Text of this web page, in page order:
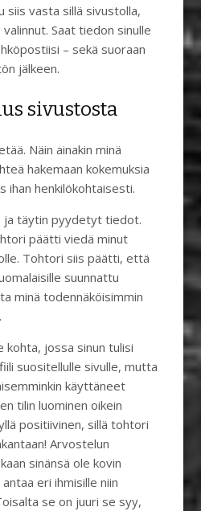
siis vasta sillä sivustolla,
Saat tiedon sinulle
– sekä suoraan
jälkeen.
sivustosta
Näin ainakin minä
hakemaan kokemuksia
ihan henkilökohtaisesti.
ja täytin pyydetyt tiedot.
päätti viedä minut
Tohtori siis päätti, että
suunnattu
minä todennäköisimmin
kohta, jossa sinun tulisi
suositellulle sivulle, mutta
käyttäneet
tilin luominen oikein
positiivinen, sillä tohtori
Arvostelun
sinänsä ole kovin
eri ihmisille niin
se on juuri se syy,